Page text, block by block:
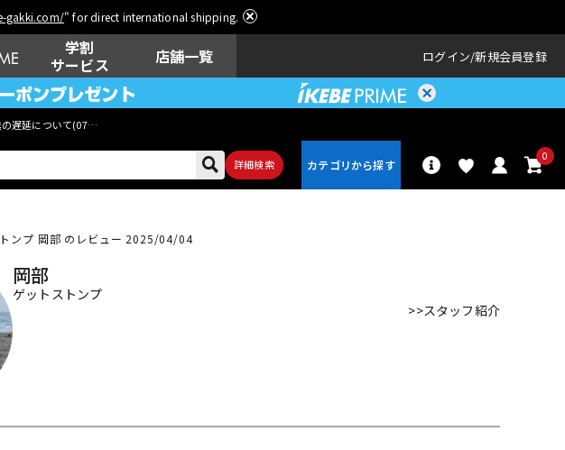
gakki.com/" for direct international shipping.
学割
サービス
店舗一覧 ログイン 新規会員登録
遅延について(07月29日
詳細検索
0
グ機器 機器 リ
ンプ 岡部 のレビュー 2025/04/04
岡部
ゲットストンプ
>>スタッフ紹介